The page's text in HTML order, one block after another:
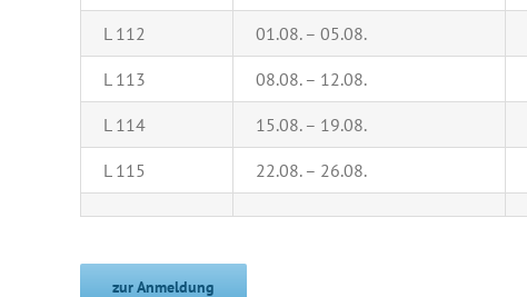
L 112 01.08. – 05.08.
L 113 08.08. – 12.08.
L 114 15.08. – 19.08.
L 115 22.08. – 26.08.
zur Anmeldung